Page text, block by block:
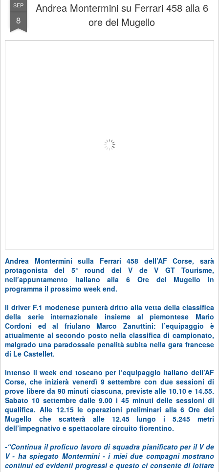
SEP
8
Andrea Montermini su Ferrari 458 alla 6
ore del Mugello
Andrea Montermini sulla Ferrari 458 dell’AF Corse, sarà
protagonista del 5° round del V de V GT Tourisme,
nell’appuntamento italiano alla 6 Ore del Mugello in
programma il prossimo week end.
Il driver F.1 modenese punterà dritto alla vetta della classifica
della serie internazionale insieme al piemontese Mario
Cordoni ed al friulano Marco Zanuttini: l’equipaggio è
attualmente al secondo posto nella classifica di campionato,
malgrado una paradossale penalità subita nella gara francese
di Le Castellet.
Intenso il week end toscano per l’equipaggio italiano dell’AF
Corse, che inizierà venerdì 9 settembre con due sessioni di
prove libere da 90 minuti ciascuna, previste alle 10.10 e 14.55.
Sabato 10 settembre dalle 9.00 i 45 minuti delle sessioni di
qualifica. Alle 12.15 le operazioni preliminari alla 6 Ore del
Mugello che scatterà alle 12.45 lungo i 5.245 metri
dell’impegnativo e spettacolare circuito fiorentino.
-“Continua il proficuo lavoro di squadra pianificato per il V de
V - ha spiegato Montermini - i miei due compagni mostrano
continui ed evidenti progressi e questo ci consente di lottare